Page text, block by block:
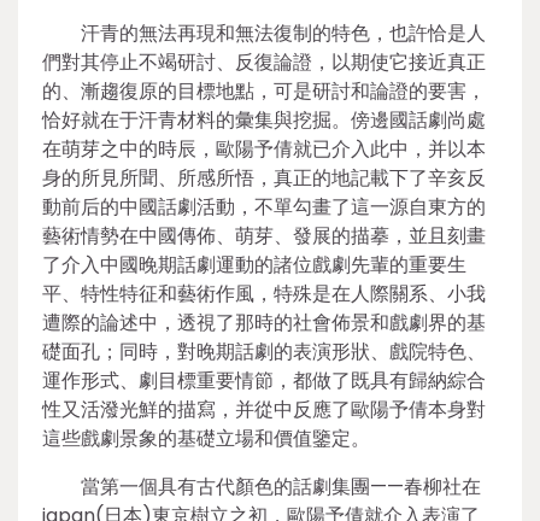
汗青的無法再現和無法復制的特色，也許恰是人
們對其停止不竭研討、反復論證，以期使它接近真正
的、漸趨復原的目標地點，可是研討和論證的要害，
恰好就在于汗青材料的彙集與挖掘。傍邊國話劇尚處
在萌芽之中的時辰，歐陽予倩就已介入此中，并以本
身的所見所聞、所感所悟，真正的地記載下了辛亥反
動前后的中國話劇活動，不單勾畫了這一源自東方的
藝術情勢在中國傳佈、萌芽、發展的描摹，並且刻畫
了介入中國晚期話劇運動的諸位戲劇先輩的重要生
平、特性特征和藝術作風，特殊是在人際關系、小我
遭際的論述中，透視了那時的社會佈景和戲劇界的基
礎面孔；同時，對晚期話劇的表演形狀、戲院特色、
運作形式、劇目標重要情節，都做了既具有歸納綜合
性又活潑光鮮的描寫，并從中反應了歐陽予倩本身對
這些戲劇景象的基礎立場和價值鑒定。
當第一個具有古代顏色的話劇集團——春柳社在